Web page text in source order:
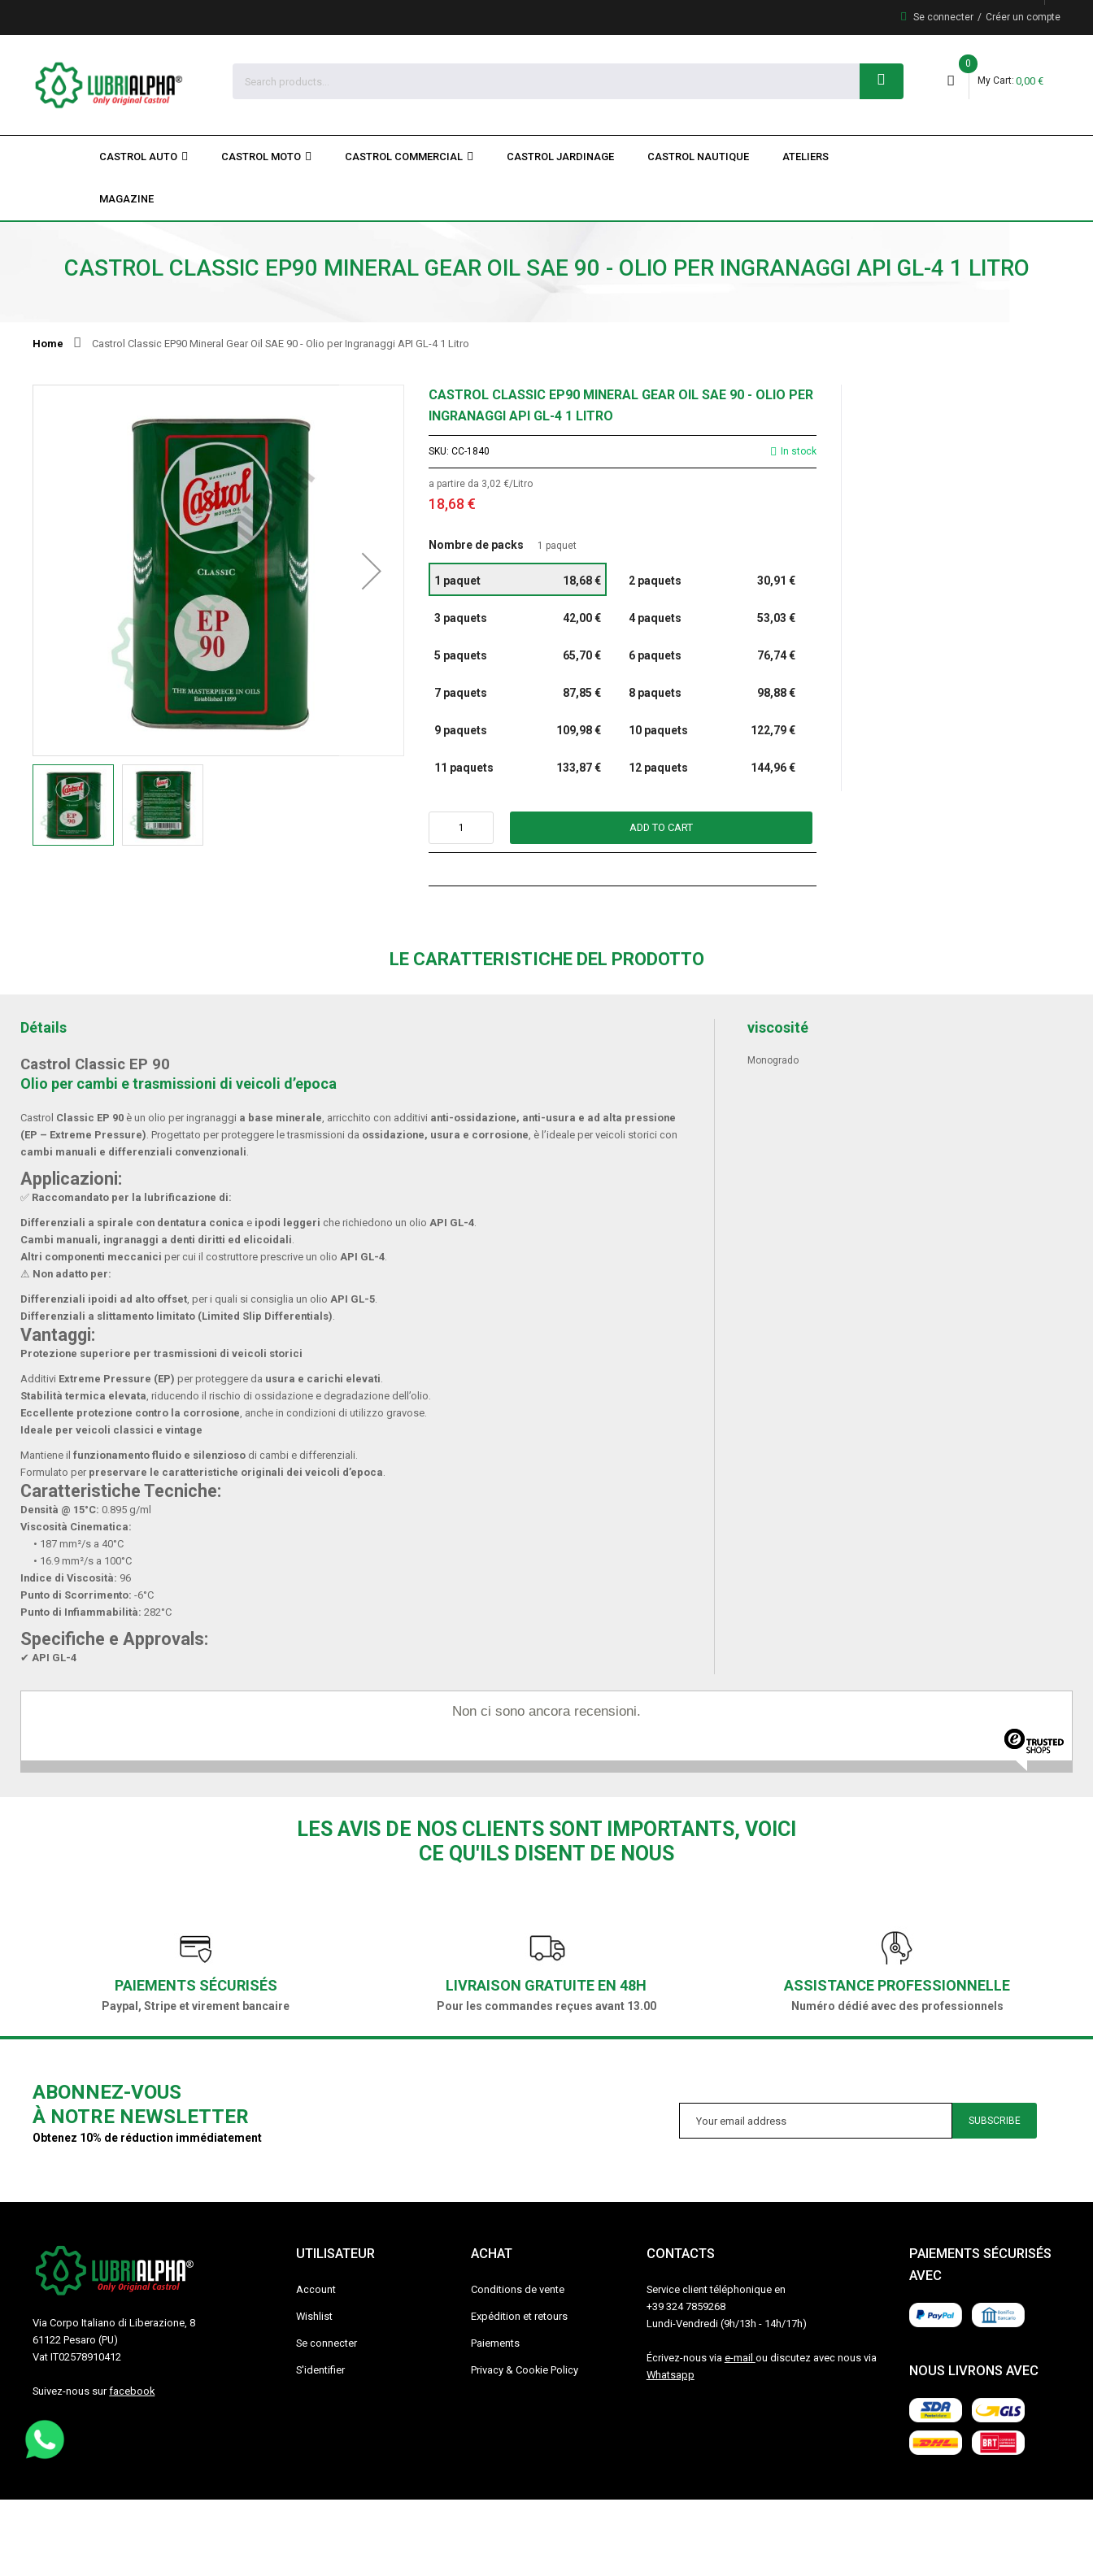
Se connecter Créer un compte
My Cart
0
0,00 €
CASTROL AUTO CASTROL MOTO CASTROL COMMERCIAL CASTROL JARDINAGE CASTROL NAUTIQUE ATELIERS
MAGAZINE
CASTROL CLASSIC EP90 MINERAL GEAR OIL SAE 90 - OLIO PER INGRANAGGI API GL-4 1 LITRO
Home Castrol Classic EP90 Mineral Gear Oil SAE 90 - Olio per Ingranaggi API GL-4 1 Litro
CASTROL CLASSIC EP90 MINERAL GEAR OIL SAE 90 - OLIO PER
INGRANAGGI API GL-4 1 LITRO
In stock
SKU CC-1840
a partire da 3,02 €/Litro
18,68 €
Nombre de packs 1 paquet
1 paquet 18,68 € 2 paquets 30,91 €
3 paquets 42,00 € 4 paquets 53,03 €
5 paquets 65,70 € 6 paquets 76,74 €
7 paquets 87,85 € 8 paquets 98,88 €
9 paquets 109,98 € 10 paquets 122,79 €
11 paquets 133,87 € 12 paquets 144,96 €
ADD TO CART
LE CARATTERISTICHE DEL PRODOTTO
Détails
Castrol Classic EP 90
Olio per cambi e trasmissioni di veicoli d’epoca
Castrol Classic EP 90 è un olio per ingranaggi a base minerale, arricchito con additivi anti-ossidazione, anti-usura e ad alta pressione
(EP – Extreme Pressure). Progettato per proteggere le trasmissioni da ossidazione, usura e corrosione, è l’ideale per veicoli storici con
cambi manuali e differenziali convenzionali.
Applicazioni:
✅ Raccomandato per la lubrificazione di:
Differenziali a spirale con dentatura conica e ipodi leggeri che richiedono un olioAPI GL-4.
Cambi manuali, ingranaggi a denti diritti ed elicoidali.
Altri componenti meccanici per cui il costruttore prescrive un olioAPI GL-4.
⚠ Non adatto per:
Differenziali ipoidi ad alto offset, per i quali si consiglia un olioAPI GL-5.
Differenziali a slittamento limitato (Limited Slip Differentials).
Vantaggi:
Protezione superiore per trasmissioni di veicoli storici
Additivi Extreme Pressure (EP) per proteggere da usura e carichi elevati.
Stabilità termica elevata, riducendo il rischio di ossidazione e degradazione dell’olio.
Eccellente protezione contro la corrosione, anche in condizioni di utilizzo gravose.
Ideale per veicoli classici e vintage
Mantiene ilfunzionamento fluido e silenzioso di cambi e differenziali.
Formulato per preservare le caratteristiche originali dei veicoli d’epoca.
Caratteristiche Tecniche:
Densità @ 15°C: 0.895 g/ml
Viscosità Cinematica:
• 187 mm²/s a 40°C
• 16.9 mm²/s a 100°C
Indice di Viscosità: 96
Punto di Scorrimento: -6°C
Punto di Infiammabilità: 282°C
Specifiche e Approvals:
✔API GL-4
viscosité
Monogrado
Non ci sono ancora recensioni.
LES AVIS DE NOS CLIENTS SONT IMPORTANTS, VOICI
CE QU'ILS DISENT DE NOUS
PAIEMENTS SÉCURISÉS
Paypal, Stripe et virement bancaire
LIVRAISON GRATUITE EN 48H
Pour les commandes reçues avant 13.00
ASSISTANCE PROFESSIONNELLE
Numéro dédié avec des professionnels
ABONNEZ-VOUS
À NOTRE NEWSLETTER
Obtenez 10% de réduction immédiatement
SUBSCRIBE
Via Corpo Italiano di Liberazione, 8
61122 Pesaro (PU)
Vat IT02578910412
Suivez-nous surfacebook
UTILISATEUR
Account
Wishlist
Se connecter
S'identifier
ACHAT
Conditions de vente
Expédition et retours
Paiements
Privacy & Cookie Policy
CONTACTS
Service client téléphonique en
+39 324 7859268
Lundi-Vendredi (9h/13h - 14h/17h)
Écrivez-nous via e-mail ou discutez avec nous via
Whatsapp
PAIEMENTS SÉCURISÉS
AVEC
NOUS LIVRONS AVEC